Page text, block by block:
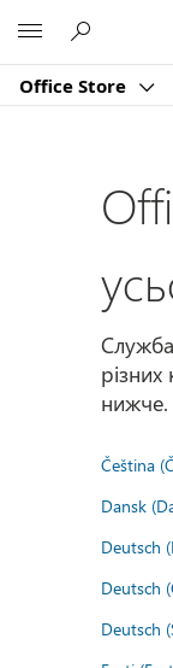
Office Store
різних
нижче.
Čeština
Dansk
Deutsch
Deutsch
Deutsch